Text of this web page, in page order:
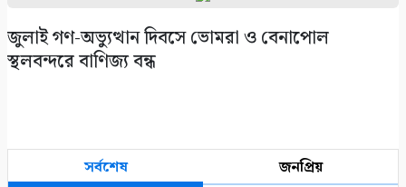
‎জুলাই গণ-অভ্যুত্থান দিবসে ভোমরা ও বেনাপোল
স্থলবন্দরে বাণিজ্য বন্ধ
সর্বশেষ জনপ্রিয়